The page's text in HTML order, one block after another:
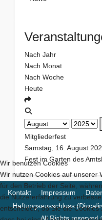
Nach Jahr
Nach Monat
Nach Woche
Heute
Mitgliederfest
Samstag, 16. August
Fest im Garten des
Kontakt Impressum
Haftungsausschluss
All Rights reserved
Wir benutzen Cookies
Wir nutzen Cookies auf unserer
für den Betrieb der Seite,
die Nutzererfahrung zu
entscheiden, ob Sie die